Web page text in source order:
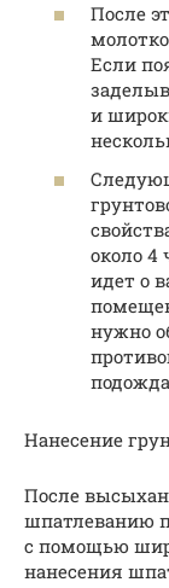
После
Если
и
около 4
идет о
нужно
Нанесение
После
шпатлеванию
с помощью
нанесения